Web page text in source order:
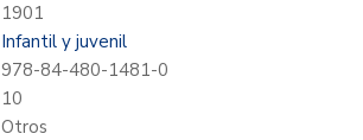
1901
Infantil y juvenil
978-84-480-1481-0
10
Otros